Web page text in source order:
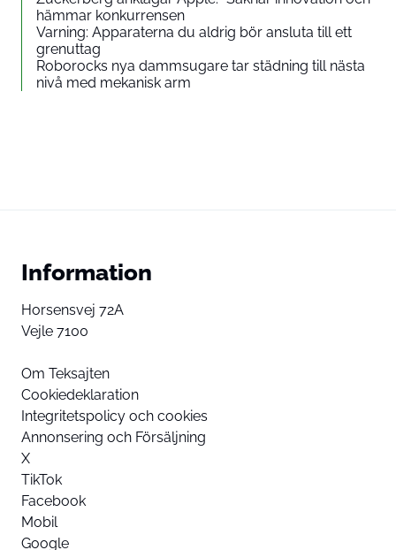
hämmar konkurrensen
Varning: Apparaterna du aldrig bör ansluta till ett
grenuttag
Roborocks nya dammsugare tar städning till nästa
nivå med mekanisk arm
Information
Horsensvej 72A
Vejle 7100
Om Teksajten
Cookiedeklaration
Integritetspolicy och cookies
Annonsering och Försäljning
X
TikTok
Facebook
Mobil
Google